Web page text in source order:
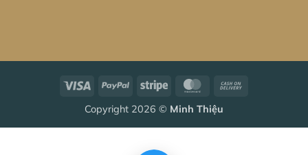
Visa PayPal Stripe MasterCard
Copyright 2026 © Minh Thiệu